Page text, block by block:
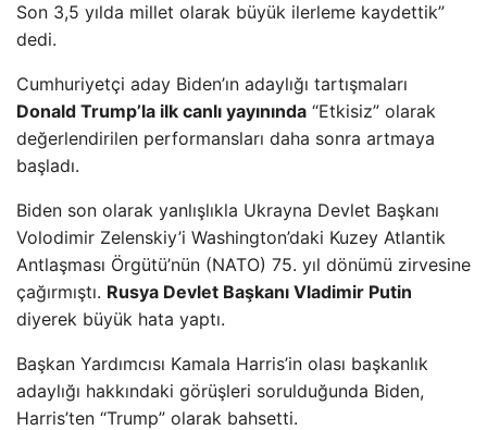
Son 3,5 yılda millet olarak büyük ilerleme kaydettik”
dedi.
Cumhuriyetçi aday Biden’ın adaylığı tartışmaları
Donald Trump’la ilk canlı yayınında “Etkisiz” olarak
değerlendirilen performansları daha sonra artmaya
başladı.
Biden son olarak yanlışlıkla Ukrayna Devlet Başkanı
Volodimir Zelenskiy’i Washington’daki Kuzey Atlantik
Antlaşması Örgütü’nün (NATO) 75. yıl dönümü zirvesine
çağırmıştı. Rusya Devlet Başkanı Vladimir Putin
diyerek büyük hata yaptı.
Başkan Yardımcısı Kamala Harris’in olası başkanlık
adaylığı hakkındaki görüşleri sorulduğunda Biden,
Harris’ten “Trump” olarak bahsetti.